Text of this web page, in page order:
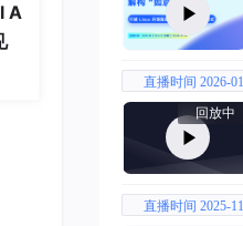
真
A
直播时间 2026-
回放中
直播时间 2025-